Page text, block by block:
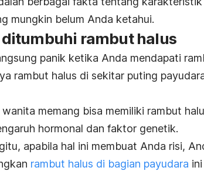
mungkin belum Anda ketahui.
ditumbuhi rambut halus
panik ketika Anda mendapati
rambut halus di sekitar puting
wanita memang bisa memiliki rambut
hormonal dan faktor genetik.
apabila hal ini membuat Anda risi,
rambut halus di bagian payudara